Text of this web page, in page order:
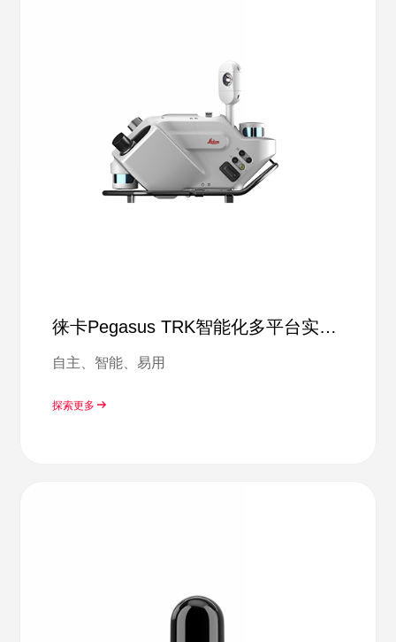
徕卡Pegasus TRK智能化多平台实景
采集系统
自主、智能、易用
探索更多